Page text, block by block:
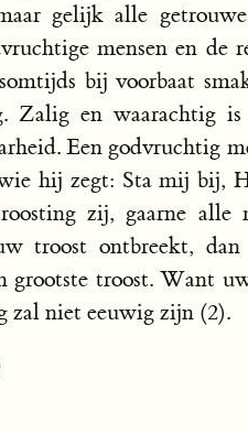
gelijk alle
mensen en de
bij voorbaat
Zalig en waarachtig
Een godvruchtig
hij zegt: Sta mij bij,
zij, gaarne alle
troost ontbreekt,
grootste troost. Want
zal niet eeuwig zijn (2).